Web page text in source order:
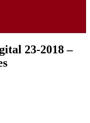
23-2018 –